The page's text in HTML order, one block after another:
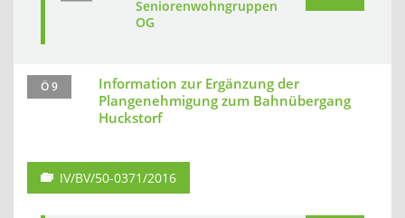
Seniorenwohngruppen
OG
Ö 9
Information zur Ergänzung der
Plangenehmigung zum Bahnübergang
Huckstorf
IV/BV/50-0371/2016